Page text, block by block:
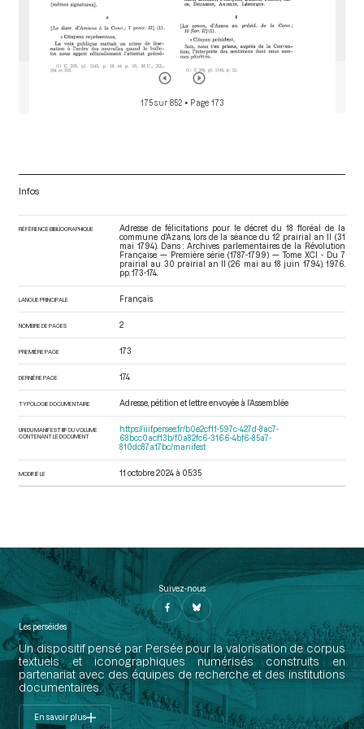
175 sur 852 • Page 173
Infos
RÉFÉRENCE BIBLIOGRAPHIQUE
Adresse de félicitations pour le décret du 18 floréal de la
commune d'Azans, lors de la séance du 12 prairial an II (31
mai 1794). Dans : Archives parlementaires de la Révolution
Française — Première série (1787-1799) — Tome XCI - Du 7
prairial au 30 prairial an II (26 mai au 18 juin 1794). 1976.
pp. 173-174.
LANGUE PRINCIPALE Français
NOMBRE DE PAGES 2
PREMIÈRE PAGE 173
DERNIÈRE PAGE 174
TYPOLOGIE DOCUMENTAIRE Adresse, pétition et lettre envoyée à l’Assemblée
URI DU MANIFEST IIIF DU VOLUME
CONTENANT LE DOCUMENT
https://iiif.persee.fr/b0e2cf11-597c-427d-8ac7-
68bcc0acf13b/f0a82fc6-3166-4bf6-85a7-
810dc87a17bc/manifest
MODIFIÉ LE 11 octobre 2024 à 05:35
Suivez-nous
Les perséides
Un dispositif pensé par Persée pour la valorisation de corpus
textuels et iconographiques numérisés construits en
partenariat avec des équipes de recherche et des institutions
documentaires.
En savoir plus